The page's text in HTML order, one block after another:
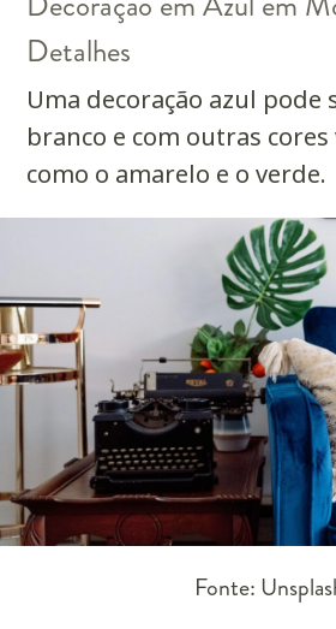
Detalhes
Uma decoração azul pode
branco e com outras
como o amarelo e o verde.
Fonte: